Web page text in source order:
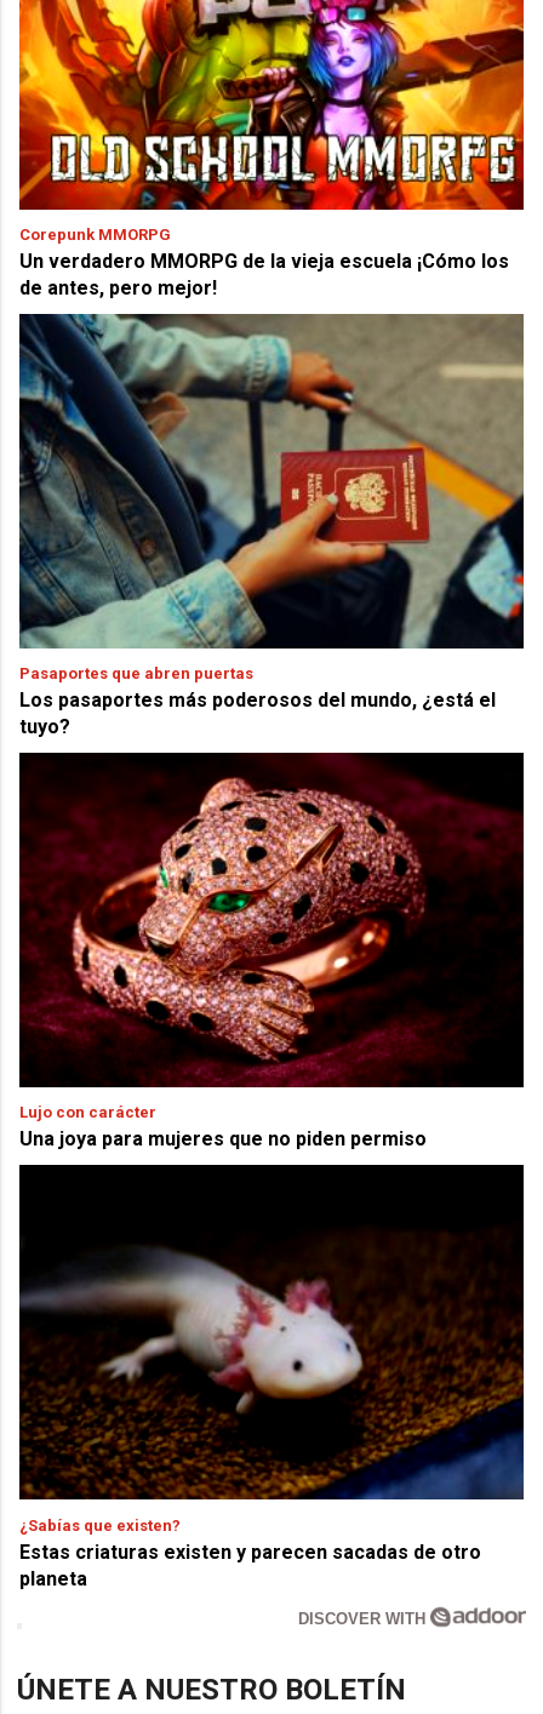
Corepunk MMORPG
Un verdadero MMORPG de la vieja escuela ¡Cómo los
de antes, pero mejor!
Pasaportes que abren puertas
Los pasaportes más poderosos del mundo, ¿está el
tuyo?
Lujo con carácter
Una joya para mujeres que no piden permiso
¿Sabías que existen?
Estas criaturas existen y parecen sacadas de otro
planeta
DISCOVER WITH
ÚNETE A NUESTRO BOLETÍN